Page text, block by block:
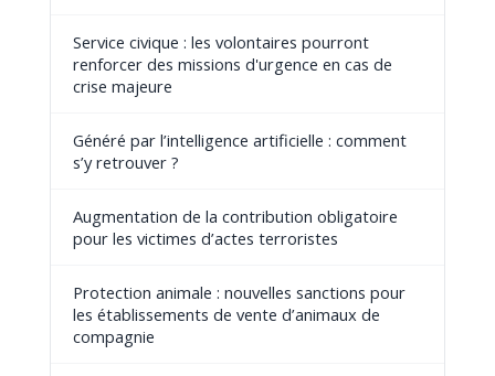
Service civique : les volontaires pourront
renforcer des missions d'urgence en cas de
crise majeure
Généré par l’intelligence artificielle : comment
s’y retrouver ?
Augmentation de la contribution obligatoire
pour les victimes d’actes terroristes
Protection animale : nouvelles sanctions pour
les établissements de vente d’animaux de
compagnie